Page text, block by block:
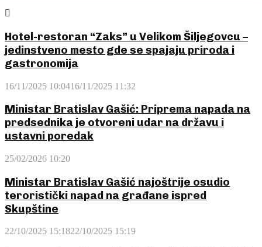
Hotel-restoran “Zaks” u Velikom Šiljegovcu –
jedinstveno mesto gde se spajaju priroda i
gastronomija
16/11/2025 10:0416/11/2025 11:32
Ministar Bratislav Gašić: Priprema napada na
predsednika je otvoreni udar na državu i
ustavni poredak
25/02/2026 10:20
Ministar Bratislav Gašić najoštrije osudio
teroristički napad na građane ispred
Skupštine
22/10/2025 15:1822/10/2025 15:19